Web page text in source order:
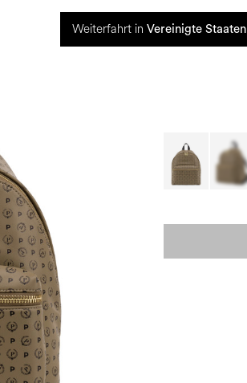
Weiterfahrt in Vereinigte Staaten